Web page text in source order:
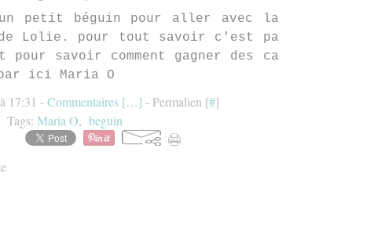
petit béguin pour aller avec la
Lolie. pour tout savoir c'est pa
savoir comment gagner des ca
ici Maria O
17:31 -Commentaires […] - Permalien [#]
Tags: Maria O, beguin